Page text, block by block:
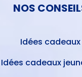
NOS
Idées cadeaux
Idées cadeaux